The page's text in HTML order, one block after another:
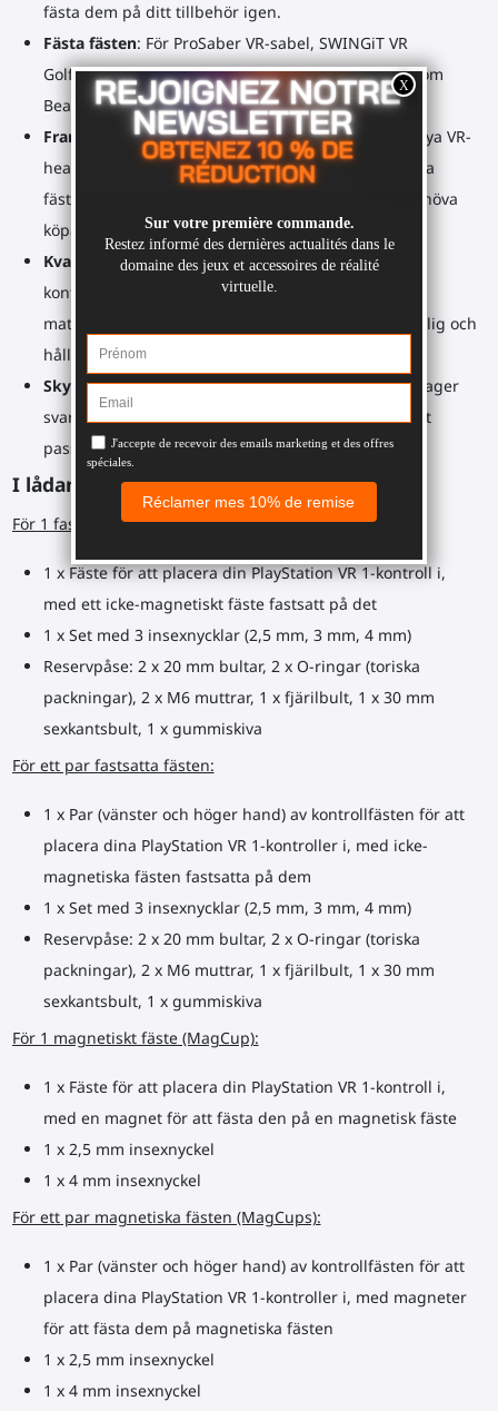
fästa dem på ditt tillbehör igen.
Fästa fästen: För ProSaber VR-sabel, SWINGiT VR
Golfklubba. Ger stabil säkerhet för intensiva spel som
BeatSaber eller KayakVR eller minigolfspel.
Framtidsäker: Uppgradera ditt tillbehör med din nya VR-
headset. Vår unika design gör att du enkelt kan byta
fästen på ditt tillbehör, vilket sparar dig från att behöva
köpa ett helt nytt.
Kvalitetsmaterial för 3D-utskrifter: Våra
kontrollfästen/koppar är tillverkade av förstklassiga
material och säkra fästen, vilket garanterar en pålitlig och
hållbar spelupplevelse.
Skyddade kontroller: Inuti varje fäste skyddar ett lager
svart gummi din kontroll och säkerställer en perfekt
passform.
I lådan:
För 1 fastsatt fäste:
1 x Fäste för att placera din PlayStation VR 1-kontroll i,
med ett icke-magnetiskt fäste fastsatt på det
1 x Set med 3 insexnycklar (2,5 mm, 3 mm, 4 mm)
Reservpåse: 2 x 20 mm bultar, 2 x O-ringar (toriska
packningar), 2 x M6 muttrar, 1 x fjärilbult, 1 x 30 mm
sexkantsbult, 1 x gummiskiva
För ett par fastsatta fästen:
1 x Par (vänster och höger hand) av kontrollfästen för att
placera dina PlayStation VR 1-kontroller i, med icke-
magnetiska fästen fastsatta på dem
1 x Set med 3 insexnycklar (2,5 mm, 3 mm, 4 mm)
Reservpåse: 2 x 20 mm bultar, 2 x O-ringar (toriska
packningar), 2 x M6 muttrar, 1 x fjärilbult, 1 x 30 mm
sexkantsbult, 1 x gummiskiva
För 1 magnetiskt fäste (MagCup):
1 x Fäste för att placera din PlayStation VR 1-kontroll i,
med en magnet för att fästa den på en magnetisk fäste
1 x 2,5 mm insexnyckel
1 x 4 mm insexnyckel
För ett par magnetiska fästen (MagCups):
1 x Par (vänster och höger hand) av kontrollfästen för att
placera dina PlayStation VR 1-kontroller i, med magneter
för att fästa dem på magnetiska fästen
1 x 2,5 mm insexnyckel
1 x 4 mm insexnyckel